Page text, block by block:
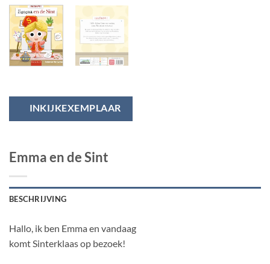
INKIJKEXEMPLAAR
Emma en de Sint
BESCHRIJVING
Hallo, ik ben Emma en vandaag
komt Sinterklaas op bezoek!